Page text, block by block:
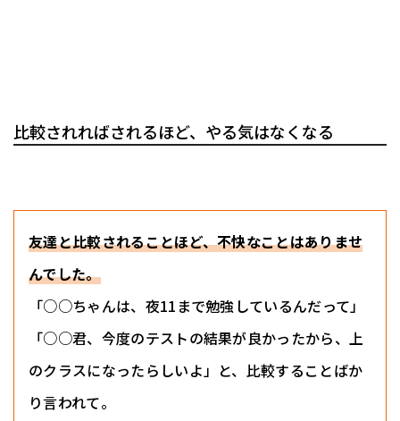
比較されればされるほど、やる気はなくなる
友達と比較されることほど、不快なことはありませ
んでした。
「○○ちゃんは、夜11まで勉強しているんだって」
「○○君、今度のテストの結果が良かったから、上
のクラスになったらしいよ」と、比較することばか
り言われて。